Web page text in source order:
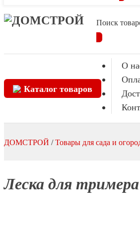
Поиск
Каталог товаров
О
ДОМСТРОЙ /Товары для сада и
Леска для